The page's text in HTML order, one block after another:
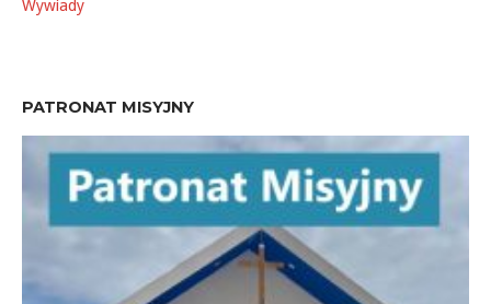
Wywiady
PATRONAT MISYJNY